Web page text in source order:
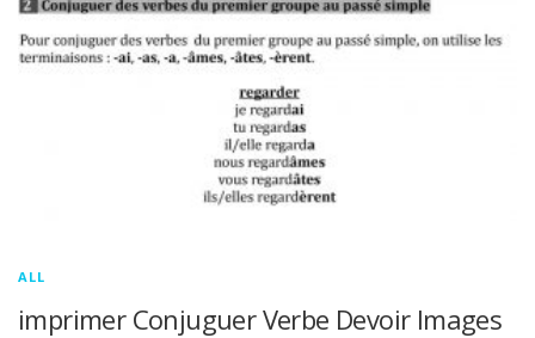
ALL
imprimer Conjuguer Verbe Devoir Images